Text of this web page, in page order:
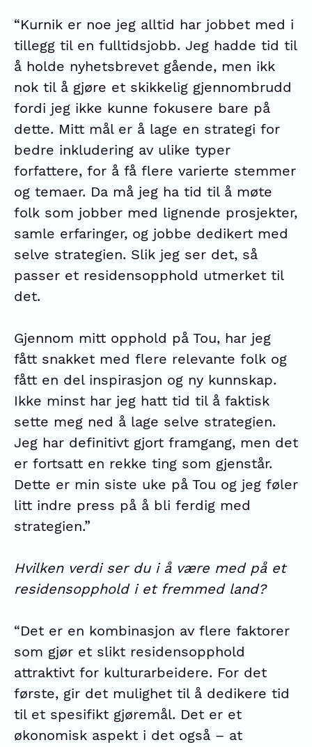
“Kurnik er noe jeg alltid har jobbet med i
tillegg til en fulltidsjobb. Jeg hadde tid til
å holde nyhetsbrevet gående, men ikk
nok til å gjøre et skikkelig gjennombrudd
fordi jeg ikke kunne fokusere bare på
dette. Mitt mål er å lage en strategi for
bedre inkludering av ulike typer
forfattere, for å få flere varierte stemmer
og temaer. Da må jeg ha tid til å møte
folk som jobber med lignende prosjekter,
samle erfaringer, og jobbe dedikert med
selve strategien. Slik jeg ser det, så
passer et residensopphold utmerket til
det.
Gjennom mitt opphold på Tou, har jeg
fått snakket med flere relevante folk og
fått en del inspirasjon og ny kunnskap.
Ikke minst har jeg hatt tid til å faktisk
sette meg ned å lage selve strategien.
Jeg har definitivt gjort framgang, men det
er fortsatt en rekke ting som gjenstår.
Dette er min siste uke på Tou og jeg føler
litt indre press på å bli ferdig med
strategien.”
Hvilken verdi ser du i å være med på et
residensopphold i et fremmed land?
“Det er en kombinasjon av flere faktorer
som gjør et slikt residensopphold
attraktivt for kulturarbeidere. For det
første, gir det mulighet til å dedikere tid
til et spesifikt gjøremål. Det er et
økonomisk aspekt i det også – at